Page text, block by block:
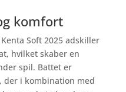
komfort
Soft 2025 adskiller
hvilket skaber en
spil. Battet er
der i kombination med